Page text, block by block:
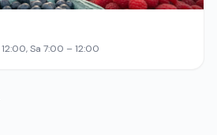
12:00, Sa 7:00 – 12:00